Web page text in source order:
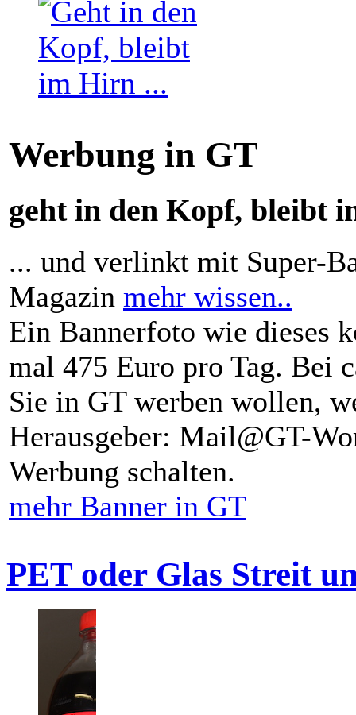
Werbung in GT
geht in den Kopf, bleibt
... und verlinkt mit Super-
Magazin mehr wissen..
Ein Bannerfoto wie dieses
mal 475 Euro pro Tag. Bei
Sie in GT werben wollen,
Herausgeber: Mail@GT-
Werbung schalten.
mehr Banner in GT
PET oder Glas Streit